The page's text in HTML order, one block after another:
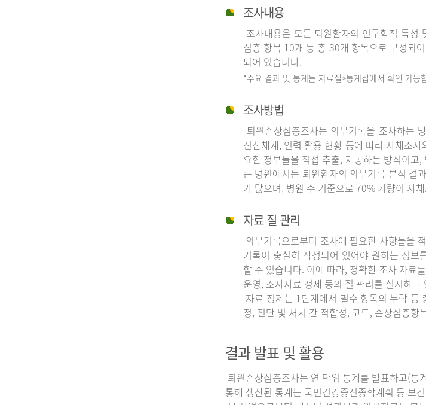
조사내용
조사내용은 모든 퇴원환자의 인구학적 특
심층 항목 10개 등 총 30개 항목으로 구성되
되어 있습니다.
*주요 결과 및 통계는 자료실>통계집에서 확인 가능
조사방법
퇴원손상심층조사는 의무기록을 조사하는
전산체계, 인력 활용 현황 등에 따라 자체조
요한 정보들을 직접 추출, 제공하는 방식이
큰 병원에서는 퇴원환자의 의무기록 분석 결
가 많으며, 병원 수 기준으로 70% 가량이 자
자료 질 관리
의무기록으로부터 조사에 필요한 사항들을
기록이 충실히 작성되어 있어야 원하는 정
할 수 있습니다. 이에 따라, 정확한 조사 자료
운영, 조사자료 정제 등의 질 관리를 실시하고
자료 정제는 1단계에서 필수 항목의 누락 등
정, 진단 및 처치 간 적합성, 코드, 손상심층
결과 발표 및 활용
퇴원손상심층조사는 연 단위 통계를 발표하고(통
통해 생산된 통계는 국민건강증진종합계획 등 보